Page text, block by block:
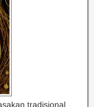
tradisional